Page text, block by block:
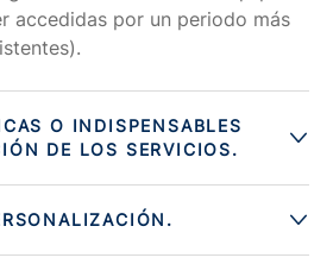
accedidas por un periodo más
O INDISPENSABLES
DE LOS SERVICIOS.